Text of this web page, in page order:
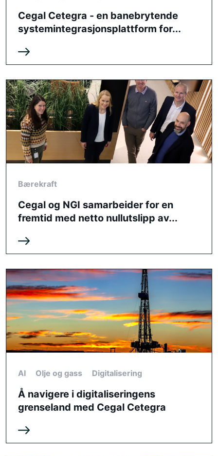
Cegal Cetegra - en banebrytende
systemintegrasjonsplattform for...
Bærekraft
Cegal og NGI samarbeider for en
fremtid med netto nullutslipp av...
AI Olje og gass Digitalisering
Å navigere i digitaliseringens
grenseland med Cegal Cetegra